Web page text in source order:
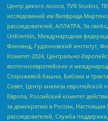
Центр дикого лосося, TVR Studios,
исследований им Вилфрида
расследователей, АЛЛАТРА, За
UnKremlin, Международная
Финланд, Гудзоновский институт,
Комитет-2024, Центрально-
восточноевропейских и
Сторожевой башни, Библии и
Совет, Центр анализа европейской
Европа, Российский комитет
за демократию в России, Настоящая
расследователей, Служба